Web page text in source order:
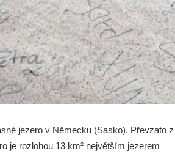
jezero v Německu (Sasko). Převzato z
je rozlohou 13 km² největším jezerem